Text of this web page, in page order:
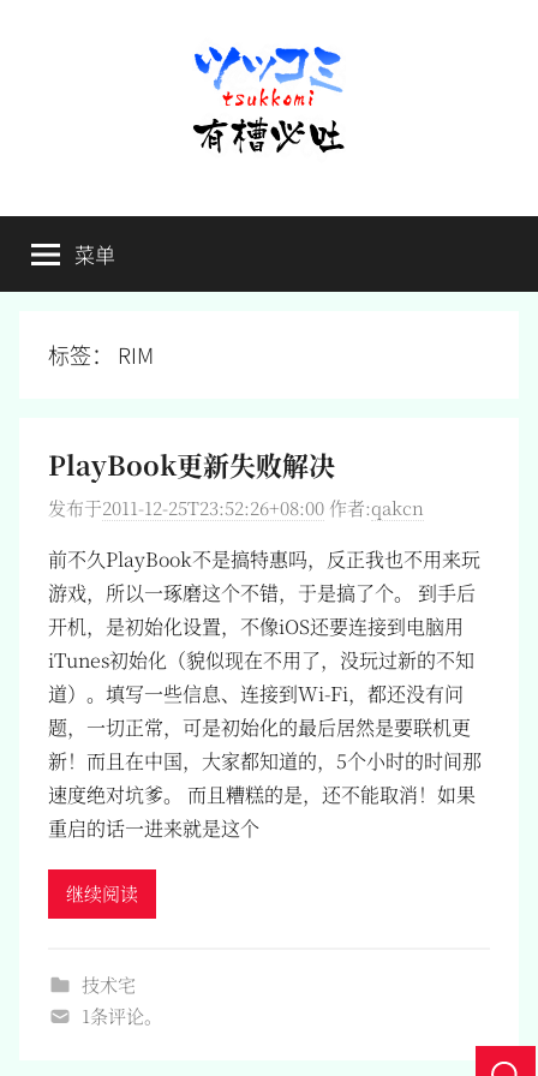
有
槽
必
槽，
毋
菜单
标签： RIM
PlayBook更新失败解决
发布于2011-12-25T23:52:26+08:00 作者:qakcn
前不久PlayBook不是搞特惠吗，反正我也不用来玩
游戏，所以一琢磨这个不错，于是搞了个。 到手后
开机，是初始化设置，不像iOS还要连接到电脑用
iTunes初始化（貌似现在不用了，没玩过新的不知
道）。填写一些信息、连接到Wi-Fi，都还没有问
题，一切正常，可是初始化的最后居然是要联机更
新！而且在中国，大家都知道的，5个小时的时间那
速度绝对坑爹。 而且糟糕的是，还不能取消！如果
重启的话一进来就是这个
继续阅读
技术宅
1条评论。